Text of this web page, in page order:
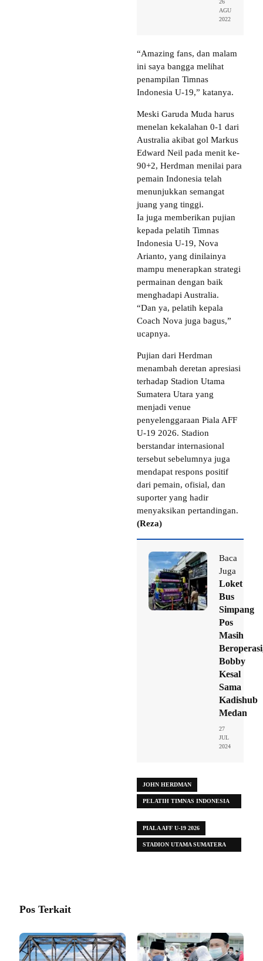
26
AGU
2022
“Amazing fans, dan malam
ini saya bangga melihat
penampilan Timnas
Indonesia U-19,” katanya.
Meski Garuda Muda harus
menelan kekalahan 0-1 dari
Australia akibat gol Markus
Edward Neil pada menit ke-
90+2, Herdman menilai para
pemain Indonesia telah
menunjukkan semangat
juang yang tinggi.
Ia juga memberikan pujian
kepada pelatih Timnas
Indonesia U-19, Nova
Arianto, yang dinilainya
mampu menerapkan strategi
permainan dengan baik
menghadapi Australia.
“Dan ya, pelatih kepala
Coach Nova juga bagus,”
ucapnya.
Pujian dari Herdman
menambah deretan apresiasi
terhadap Stadion Utama
Sumatera Utara yang
menjadi venue
penyelenggaraan Piala AFF
U-19 2026. Stadion
berstandar internasional
tersebut sebelumnya juga
mendapat respons positif
dari pemain, ofisial, dan
suporter yang hadir
menyaksikan pertandingan.
(Reza)
Baca
Juga
Loket
Bus
Simpang
Pos
Masih
Bobby
Kesal
Sama
Kadishub
Medan
27
JUL
2024
JOHN HERDMAN
PELATIH TIMNAS INDONESIA
PIALA AFF U-19 2026
STADION UTAMA SUMATERA
Pos Terkait